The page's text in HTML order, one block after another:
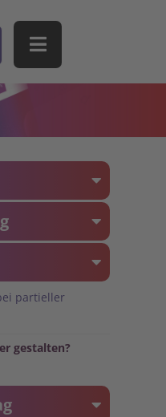
partieller
gestalten?